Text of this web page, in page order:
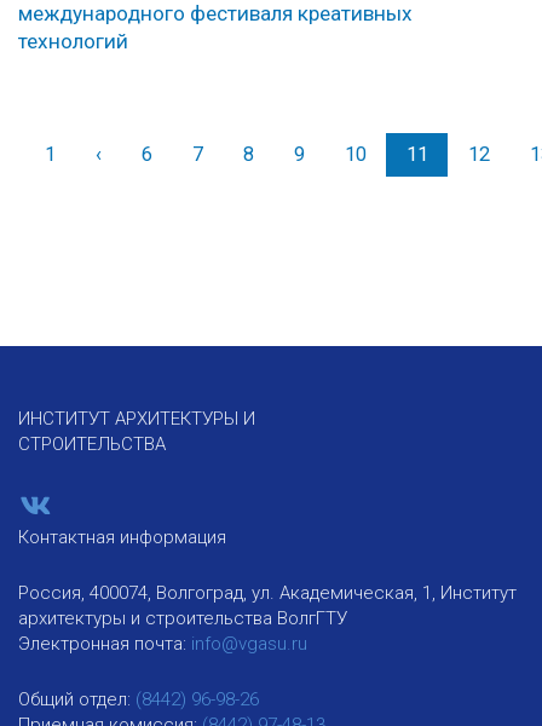
международного фестиваля креативных
технологий
1 ‹Назад
6 7 8 9 10 11 12
ИНСТИТУТ АРХИТЕКТУРЫ И
СТРОИТЕЛЬСТВА
Контактная информация
Россия, 400074, Волгоград, ул. Академическая, 1, Институт
архитектуры и строительства ВолгГТУ
Электронная почта: info@vgasu.ru
Общий отдел: (8442) 96-98-26